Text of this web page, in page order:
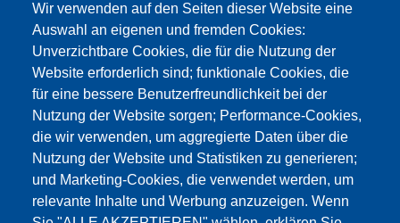
Wir verwenden auf den Seiten dieser Website eine
Auswahl an eigenen und fremden Cookies:
Unverzichtbare Cookies, die für die Nutzung der
Website erforderlich sind; funktionale Cookies, die
für eine bessere Benutzerfreundlichkeit bei der
Nutzung der Website sorgen; Performance-Cookies,
die wir verwenden, um aggregierte Daten über die
Nutzung der Website und Statistiken zu generieren;
und Marketing-Cookies, die verwendet werden, um
relevante Inhalte und Werbung anzuzeigen. Wenn
info@testing.de
Dieser Inhalt ist blockiert, da die Google Maps
Cookies nicht akzeptiert wurden.
NUR DIE GOOGLE MAPS COOKIES